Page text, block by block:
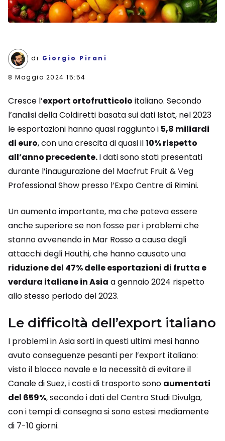
di Giorgio Pirani
8 Maggio 2024 15:54
Cresce l’export ortofrutticolo italiano. Secondo
l’analisi della Coldiretti basata sui dati Istat, nel 2023
le esportazioni hanno quasi raggiunto i 5,8 miliardi
di euro, con una crescita di quasi il10% rispetto
all’anno precedente.I dati sono stati presentati
durante l’inaugurazione del Macfrut Fruit & Veg
Professional Show presso l’Expo Centre di Rimini.
Un aumento importante, ma che poteva essere
anche superiore se non fosse per i problemi che
stanno avvenendo in Mar Rosso a causa degli
attacchi degli Houthi, che hanno causato una
riduzione del 47% delle esportazioni di frutta e
verdura italiane in Asia a gennaio 2024 rispetto
allo stesso periodo del 2023.
Le difficoltà dell’export italiano
I problemi in Asia sorti in questi ultimi mesi hanno
avuto conseguenze pesanti per l’export italiano:
visto il blocco navale e la necessità di evitare il
Canale di Suez, i costi di trasporto sono aumentati
del 659%, secondo i dati del Centro Studi Divulga,
con i tempi di consegna si sono estesi mediamente
di 7-10 giorni.